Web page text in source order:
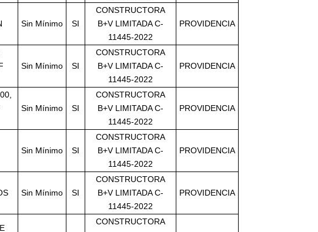
Sin Mínimo SI
CONSTRUCTORA
B+V LIMITADA C-
11445-2022
PROVIDENCIA
Sin Mínimo SI
CONSTRUCTORA
B+V LIMITADA C-
11445-2022
PROVIDENCIA
Sin Mínimo SI
CONSTRUCTORA
B+V LIMITADA C-
11445-2022
PROVIDENCIA
Sin Mínimo SI
CONSTRUCTORA
B+V LIMITADA C-
11445-2022
PROVIDENCIA
Sin Mínimo SI
CONSTRUCTORA
B+V LIMITADA C-
11445-2022
PROVIDENCIA
CONSTRUCTORA